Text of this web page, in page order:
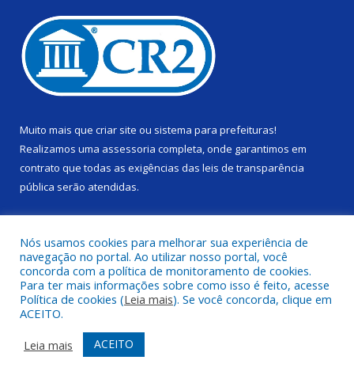
Muito mais que criar site ou sistema para prefeituras!
Realizamos uma assessoria completa, onde garantimos em
contrato que todas as exigências das leis de transparência
pública serão atendidas.
Todos os direitos reservados a Câmara Municipal de Alenquer.
Mapa do Site
Acessar Área Administrativa
Acessar Webmail
Nós usamos cookies para melhorar sua experiência de
navegação no portal. Ao utilizar nosso portal, você
concorda com a política de monitoramento de cookies.
Para ter mais informações sobre como isso é feito, acesse
Política de cookies (Leia mais). Se você concorda, clique em
ACEITO.
Leia mais
ACEITO